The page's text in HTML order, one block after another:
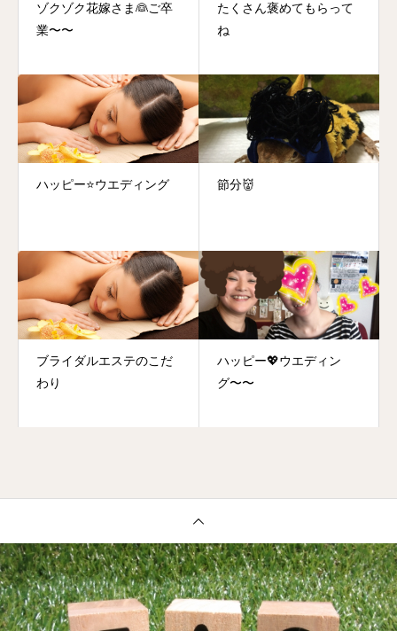
ゾクゾク花嫁さま👰ご卒
業〜〜
たくさん褒めてもらって
ね
ハッピー⭐️ウエディング 節分👹
ブライダルエステのこだ
わり
ハッピー💖ウエディン
グ〜〜